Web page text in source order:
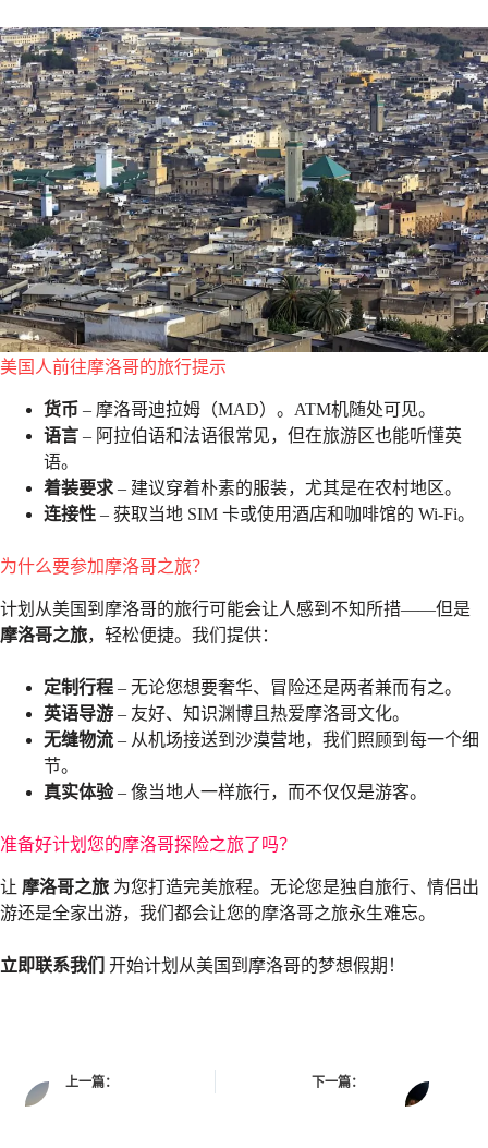
美国人前往摩洛哥的旅行提示
货币 – 摩洛哥迪拉姆（MAD）。ATM机随处可见。
语言 – 阿拉伯语和法语很常见，但在旅游区也能听懂英
语。
着装要求 – 建议穿着朴素的服装，尤其是在农村地区。
连接性 – 获取当地 SIM 卡或使用酒店和咖啡馆的 Wi-Fi。
为什么要参加摩洛哥之旅？
计划从美国到摩洛哥的旅行可能会让人感到不知所措——但是
摩洛哥之旅，轻松便捷。我们提供：
定制行程 – 无论您想要奢华、冒险还是两者兼而有之。
英语导游 – 友好、知识渊博且热爱摩洛哥文化。
无缝物流 – 从机场接送到沙漠营地，我们照顾到每一个细
节。
真实体验– 像当地人一样旅行，而不仅仅是游客。
准备好计划您的摩洛哥探险之旅了吗？
让 摩洛哥之旅 为您打造完美旅程。无论您是独自旅行、情侣出
游还是全家出游，我们都会让您的摩洛哥之旅永生难忘。
立即联系我们 开始计划从美国到摩洛哥的梦想假期！
上一篇： 下一篇：